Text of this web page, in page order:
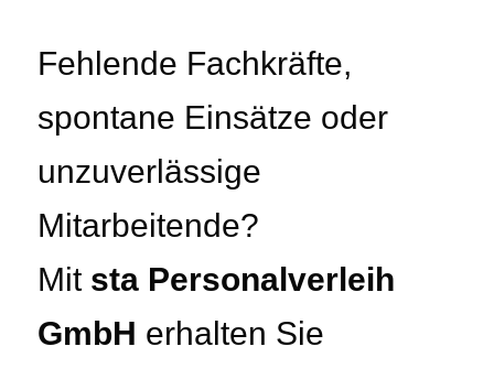
Fehlende Fachkräfte,
spontane Einsätze oder
unzuverlässige
Mitarbeitende?
Mit sta Personalverleih
GmbH erhalten Sie